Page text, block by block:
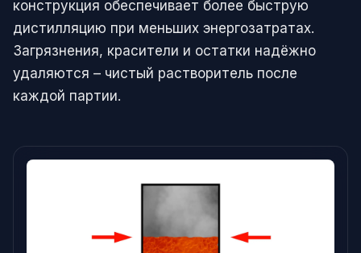
конструкция обеспечивает более быструю
дистилляцию при меньших энергозатратах.
Загрязнения, красители и остатки надёжно
удаляются – чистый растворитель после
каждой партии.